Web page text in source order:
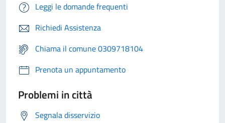
Leggi le domande frequenti
Richiedi Assistenza
Chiama il comune 0309718104
Prenota un appuntamento
Problemi in città
Segnala disservizio